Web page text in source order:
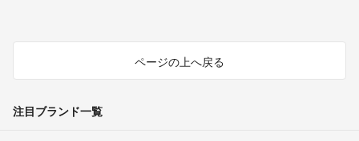
ページの上へ戻る
注目ブランド一覧